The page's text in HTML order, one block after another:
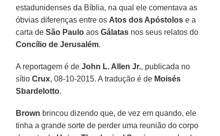
estadunidenses da Bíblia, na qual ele comentava as
óbvias diferenças entre os Atos dos Apóstolos e a
carta deSão Paulo aosGálatas nos seus relatos do
Concílio de Jerusalém.
A reportagem é deJohn L. Allen Jr., publicada no
sítioCrux, 08-10-2015. A tradução é de Moisés
Sbardelotto.
Brown brincou dizendo que, de vez em quando, ele
tinha a grande sorte de perder uma reunião do corpo